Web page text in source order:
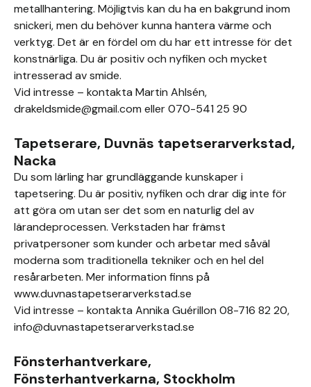
metallhantering. Möjligtvis kan du ha en bakgrund inom
snickeri, men du behöver kunna hantera värme och
verktyg. Det är en fördel om du har ett intresse för det
konstnärliga. Du är positiv och nyfiken och mycket
intresserad av smide.
Vid intresse – kontakta Martin Ahlsén,
drakeldsmide@gmail.com eller 070-541 25 90
Tapetserare, Duvnäs tapetserarverkstad,
Nacka
Du som lärling har grundläggande kunskaper i
tapetsering. Du är positiv, nyfiken och drar dig inte för
att göra om utan ser det som en naturlig del av
lärandeprocessen. Verkstaden har främst
privatpersoner som kunder och arbetar med såväl
moderna som traditionella tekniker och en hel del
resårarbeten. Mer information finns på
www.duvnastapetserarverkstad.se
Vid intresse – kontakta Annika Guérillon 08-716 82 20,
info@duvnastapetserarverkstad.se
Fönsterhantverkare,
Fönsterhantverkarna, Stockholm